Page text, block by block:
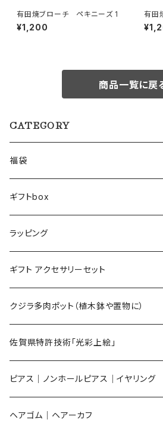
有田焼ブローチ ペキニーズ 1
¥1,200
有田
レン
商品一覧に戻
CATEGORY
福袋
ギフトbox
Lサイズ
Mサイズ
Sサイズ
ラッピング
ギフト アクセサリーセット
flower
メンズ ギフトセット
クジラ多肉ポット（植木鉢や置物に）
佐賀県特許技術「光彩上絵」
ピアス
イヤリング
ピアス｜ノンホールピアス｜イヤリング
ピアス
ヘアゴム｜ヘアーカフ